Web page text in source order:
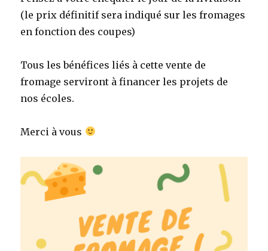
(le prix définitif sera indiqué sur les fromages
en fonction des coupes)
Tous les bénéfices liés à cette vente de
fromage serviront à financer les projets de
nos écoles.
Merci à vous